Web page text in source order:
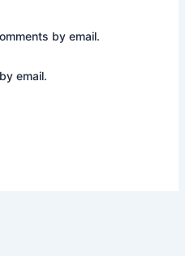
by email.
email.